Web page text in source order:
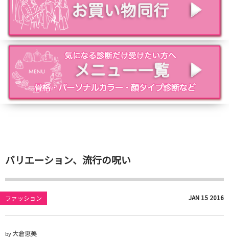
バリエーション、流行の呪い
ファッション JAN 15 2016
by大倉恵美